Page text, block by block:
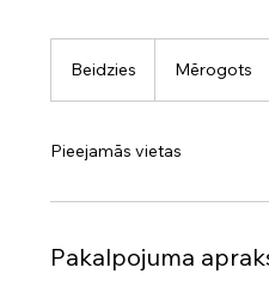
Beidzies
z
e
Mērogots
Pieejamās vietas
Pakalpojuma